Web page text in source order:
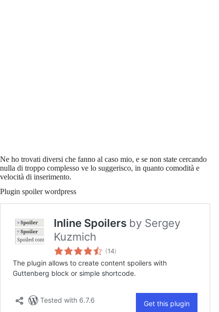
Ne ho trovati diversi che fanno al caso mio, e se non state cercando
nulla di troppo complesso ve lo suggerisco, in quanto comodità e
velocità di inserimento.
Plugin spoiler wordpress